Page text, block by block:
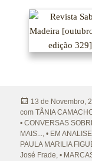
Publicado
a
13 de Novembro,
com TÃNIA
• CONVERSAS
MAIS...
,• EM
PAULA MARILIA
José Frade ,•